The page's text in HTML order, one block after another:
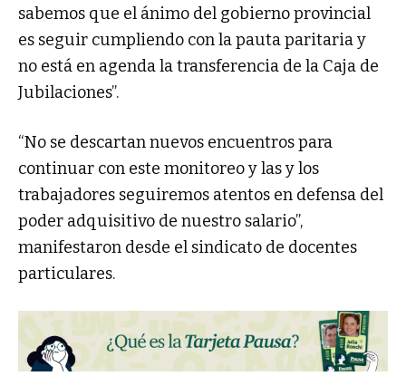
sabemos que el ánimo del gobierno provincial
es seguir cumpliendo con la pauta paritaria y
no está en agenda la transferencia de la Caja de
Jubilaciones”.
“No se descartan nuevos encuentros para
continuar con este monitoreo y las y los
trabajadores seguiremos atentos en defensa del
poder adquisitivo de nuestro salario”,
manifestaron desde el sindicato de docentes
particulares.